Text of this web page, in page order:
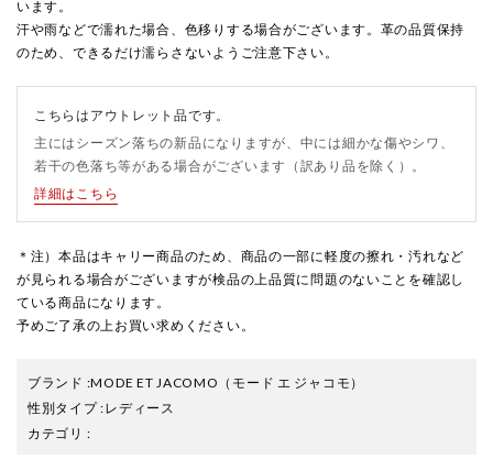
います。
汗や雨などで濡れた場合、色移りする場合がございます。革の品質保持
のため、できるだけ濡らさないようご注意下さい。
こちらはアウトレット品です。
主にはシーズン落ちの新品になりますが、中には細かな傷やシワ、
若干の色落ち等がある場合がございます（訳あり品を除く）。
詳細はこちら
＊注）本品はキャリー商品のため、商品の一部に軽度の擦れ・汚れなど
が見られる場合がございますが検品の上品質に問題のないことを確認し
ている商品になります。
予めご了承の上お買い求めください。
ブランド :MODE ET JACOMO （モード エ ジャコモ）
性別タイプ:レディース
カテゴリ :